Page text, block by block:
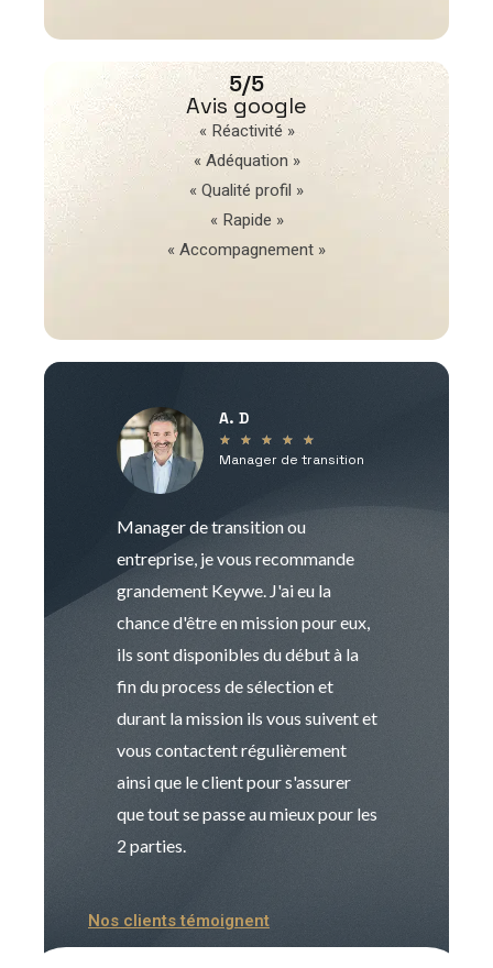
5/5
Avis google
« Réactivité »
« Adéquation »
« Qualité profil »
« Rapide »
« Accompagnement »
A. D
★ ★ ★ ★ ★
Manager de transition
Manager de transition ou
entreprise, je vous recommande
grandement Keywe. J'ai eu la
chance d'être en mission pour eux,
ils sont disponibles du début à la
fin du process de sélection et
durant la mission ils vous suivent et
vous contactent régulièrement
ainsi que le client pour s'assurer
que tout se passe au mieux pour les
2 parties.
Nos clients témoignent